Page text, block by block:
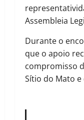
Assembleia
Durante o
que o apoio
compromisso
Sítio do Mato